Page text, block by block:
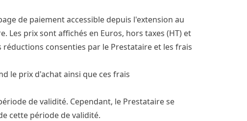
de paiement accessible depuis l'extension au
prix sont affichés en Euros, hors taxes (HT) et
consenties par le Prestataire et les frais
le prix d'achat ainsi que ces frais
de validité. Cependant, le Prestataire se
cette période de validité.